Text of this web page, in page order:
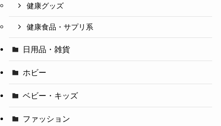
健康グッズ
健康食品・サプリ系
日用品・雑貨
ホビー
ベビー・キッズ
ファッション